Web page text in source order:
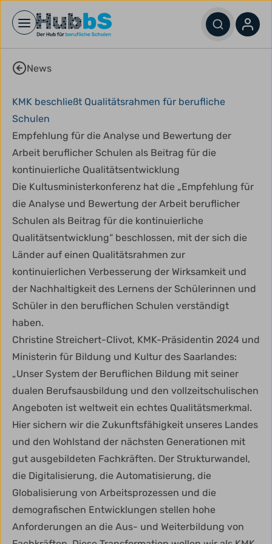
Open main menu
News
KMK beschließt Qualitätsrahmen für berufliche
Schulen
Empfehlung für die Analyse und Bewertung der
Arbeit beruflicher Schulen als Beitrag für die
kontinuierliche Qualitätsentwicklung
Die Kultusministerkonferenz hat die „Empfehlung für
die Analyse und Bewertung der Arbeit beruflicher
Schulen als Beitrag für die kontinuierliche
Qualitätsentwicklung“ beschlossen, mit der sich die
Länder auf einen Qualitätsrahmen zur
kontinuierlichen Verbesserung der Wirksamkeit und
der Nachhaltigkeit des Lernens der Schülerinnen und
Schüler in den beruflichen Schulen verständigt
haben.
Christine Streichert-Clivot, KMK-Präsidentin 2024 und
Ministerin für Bildung und Kultur des Saarlandes:
„Unser System der Beruflichen Bildung mit seiner
dualen Berufsausbildung und den vollzeitschulischen
Angeboten ist weltweit ein echtes Qualitätsmerkmal.
Hier sichern wir die Zukunftsfähigkeit unseres Landes
und den Wohlstand der nächsten Generationen mit
gut ausgebildeten Fachkräften. Der Strukturwandel,
die Digitalisierung, die Automatisierung, die
Globalisierung von Arbeitsprozessen und die
demografischen Entwicklungen stellen hohe
Anforderungen an die Aus- und Weiterbildung von